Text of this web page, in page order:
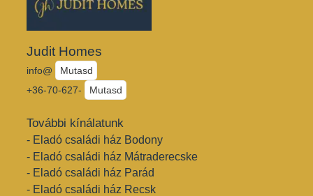
Judit Homes
info@
Mutasd
+36-70-627-
Mutasd
További kínálatunk
- Eladó családi ház Bodony
- Eladó családi ház Mátraderecske
- Eladó családi ház Parád
- Eladó családi ház Recsk